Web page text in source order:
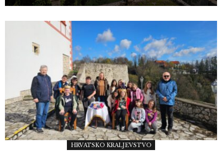
HRVATSKO KRALJEVSTVO